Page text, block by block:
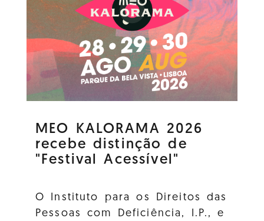
MEO KALORAMA 2026
recebe distinção de
"Festival Acessível"
O Instituto para os Direitos das
Pessoas com Deficiência, I.P., e